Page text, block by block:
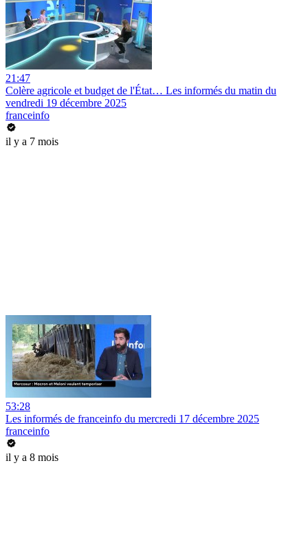
21:47
Colère agricole et budget de l'État… Les informés du matin du
vendredi 19 décembre 2025
franceinfo
il y a 7 mois
53:28
Les informés de franceinfo du mercredi 17 décembre 2025
franceinfo
il y a 8 mois